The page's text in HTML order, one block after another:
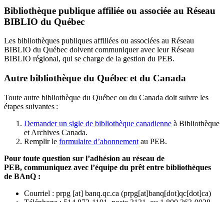
Bibliothèque publique affiliée ou associée au Réseau
BIBLIO du Québec
Les bibliothèques publiques affiliées ou associées au Réseau
BIBLIO du Québec doivent communiquer avec leur Réseau
BIBLIO régional, qui se charge de la gestion du PEB.
Autre bibliothèque du Québec et du Canada
Toute autre bibliothèque du Québec ou du Canada doit suivre les
étapes suivantes :
Demander un sigle de bibliothèque canadienne à Bibliothèque
et Archives Canada.
Remplir le formulaire d’abonnement au PEB.
Pour toute question sur l’adhésion au réseau de
PEB, communiquez avec l’équipe du prêt entre bibliothèques
de BAnQ :
Courriel : prpg [at] banq.qc.ca (prpg[at]banq[dot]qc[dot]ca)